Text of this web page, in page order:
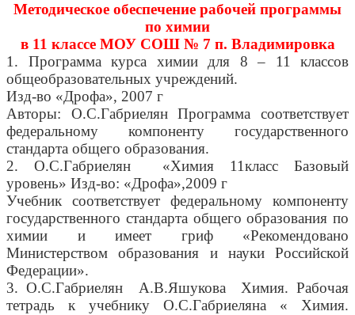
Методическое обеспечение рабочей программы
по химии
в 11 классе МОУ СОШ № 7 п. Владимировка
1. Программа курса химии для 8 – 11 классов
общеобразовательных учреждений.
Изд-во «Дрофа», 2007 г
Авторы: О.С.Габриелян Программа соответствует
федеральному компоненту государственного
стандарта общего образования.
2. О.С.Габриелян «Химия 11класс Базовый
уровень» Изд-во: «Дрофа»,2009 г
Учебник соответствует федеральному компоненту
государственного стандарта общего образования по
химии и имеет гриф «Рекомендовано
Министерством образования и науки Российской
Федерации».
3. О.С.Габриелян А.В.Яшукова Химия. Рабочая
тетрадь к учебнику О.С.Габриеляна « Химия.